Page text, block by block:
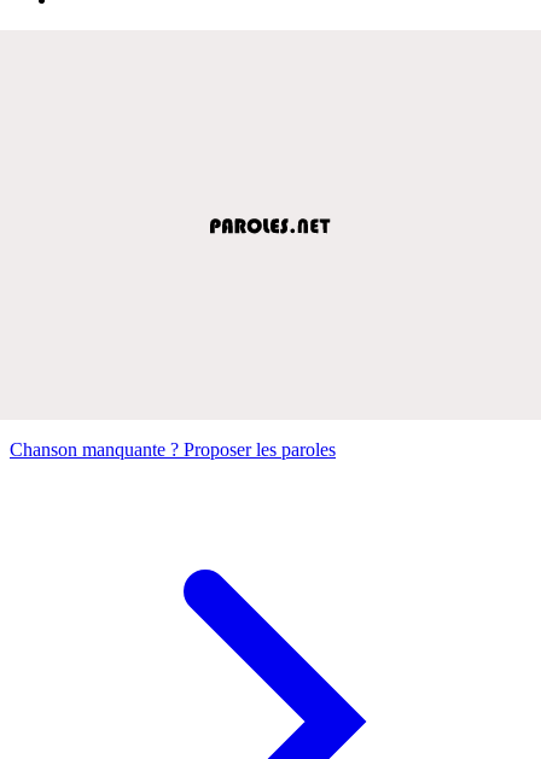
Chanson manquante ? Proposer les paroles